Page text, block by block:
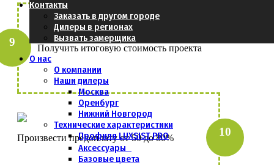
Контакты
Заказать в другом городе
Дилеры в регионах
Вызвать замерщика
О нас
О компании
Наши дилеры
Москва
Оренбург
Нижний Новгород
Технические характеристики
Профиля LUXSIST PRO
Аксессуары
Базовые цвета
Получить итоговую стоимость проекта
Произвести предоплату от 50 до 80%